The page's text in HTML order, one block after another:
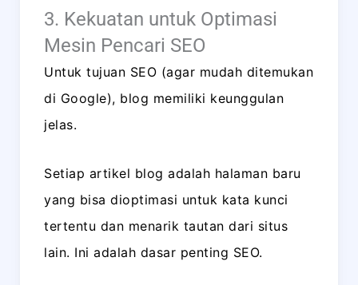
3. Kekuatan untuk Optimasi
Mesin Pencari SEO
Untuk tujuan SEO (agar mudah ditemukan
di Google), blog memiliki keunggulan
jelas.
Setiap artikel blog adalah halaman baru
yang bisa dioptimasi untuk kata kunci
tertentu dan menarik tautan dari situs
lain. Ini adalah dasar penting SEO.